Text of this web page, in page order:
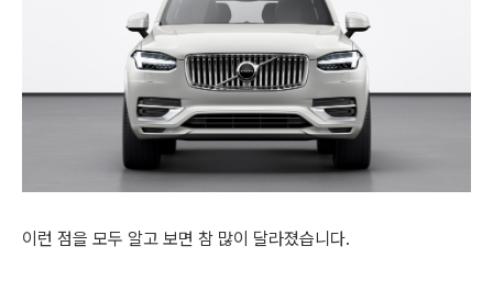
이런 점을 모두 알고 보면 참 많이 달라졌습니다.